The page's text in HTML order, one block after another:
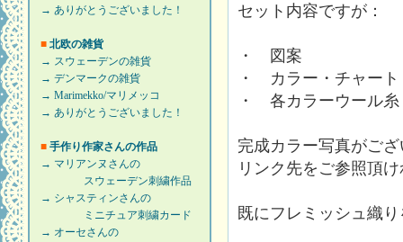
→ ありがとうございました！
■ 北欧の雑貨
→ スウェーデンの雑貨
→ デンマークの雑貨
→ Marimekko/マリメッコ
→ ありがとうございました！
■ 手作り作家さんの作品
→ マリアンヌさんの
スウェーデン刺繍作品
→ シャスティンさんの
ミニチュア刺繍カード
→ オーセさんの
セット内容ですが：
・ 図案
・ カラー・チャート
・ 各カラーウール糸
完成カラー写真がご
リンク先をご参照頂
既にフレミッシュ織